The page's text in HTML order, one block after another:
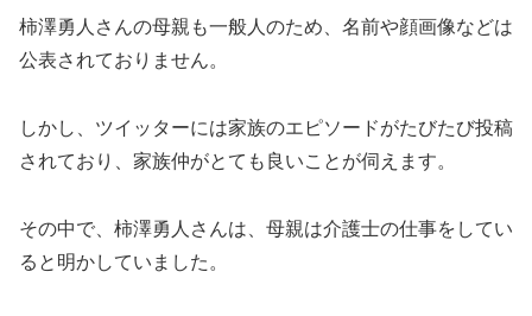
柿澤勇人さんの母親も一般人のため、名前や顔画像などは
公表されておりません。
しかし、ツイッターには家族のエピソードがたびたび投稿
されており、家族仲がとても良いことが伺えます。
その中で、柿澤勇人さんは、母親は介護士の仕事をしてい
ると明かしていました。